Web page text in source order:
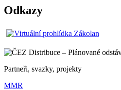
Odkazy
Partneři, svazky, projekty
MMR